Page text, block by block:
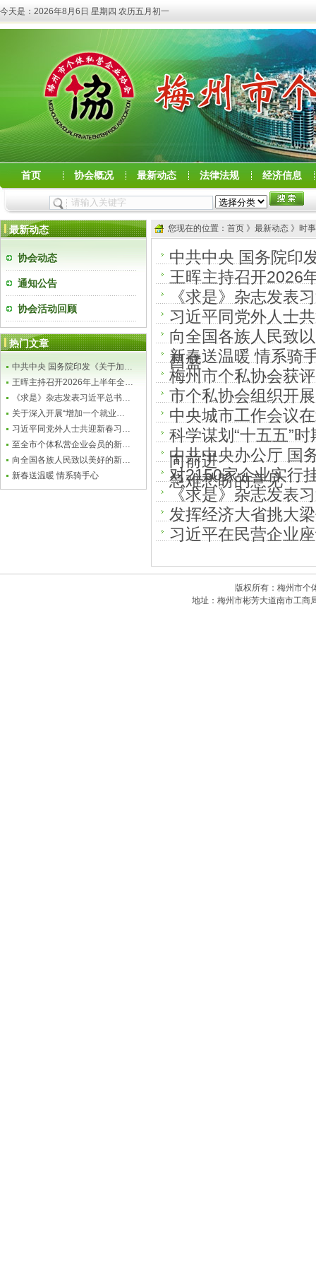
今天是： 2026年8月6日 星期四 农历五月初一
首页 协会概况 最新动态 法律法规 经济信息
最新动态
协会动态
通知公告
协会活动回顾
热门文章
中共中央 国务院印发《关于加…
王晖主持召开2026年上半年全…
《求是》杂志发表习近平总书…
关于深入开展“增加一个就业…
习近平同党外人士共迎新春习…
至全市个体私营企业会员的新…
向全国各族人民致以美好的新…
新春送温暖 情系骑手心
您现在的位置：首页 》最新动态 》时
中共中央 国务院印
王晖主持召开2026
《求是》杂志发表
习近平同党外人士
向全国各族人民致
昌盛
新春送温暖 情系骑
梅州市个私协会获
市个私协会组织开
中央城市工作会议
科学谋划“十五五”
向前进
中共中央办公厅 国
急难愁盼的意见
对2150家企业实行
《求是》杂志发表
发挥经济大省挑大
习近平在民营企业
版权所有：梅州市
地址：梅州市彬芳大道南市工商